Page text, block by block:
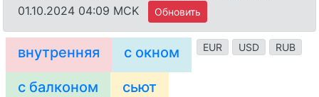
01.10.2024 04:09 MCK
Обновить
EUR USD RUB
внутренняя с окном
с балконом сьют